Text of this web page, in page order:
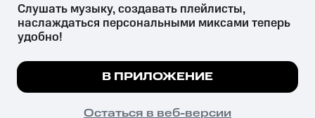
психотропных веществ, их аналогов причиняет вред здоровью,
их незаконный оборот запрещён и влечёт установленную
законодательством ответственность.
© 2026 ООО «КИОН».
Мы используем куки, чтобы на сайте все
Подробнее
ПОНЯТНО
Слушать музыку, создавать плейлисты,
наслаждаться персональными миксами теперь
удобно!
В ПРИЛОЖЕНИЕ
Остаться в веб-версии